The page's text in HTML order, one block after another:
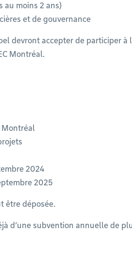
au moins 2 ans)
et de gouvernance
devront accepter de participer à
Montréal.
Montréal
2024
2025
être déposée.
d’une subvention annuelle de